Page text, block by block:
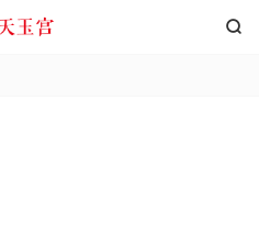
